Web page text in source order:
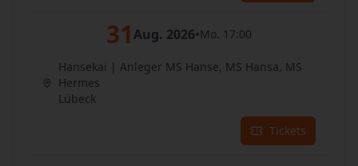
31 Aug. 2026•Mo. 17:00
Hansekai | Anleger MS Hanse, MS Hansa, MS
Hermes
Lübeck
Tickets